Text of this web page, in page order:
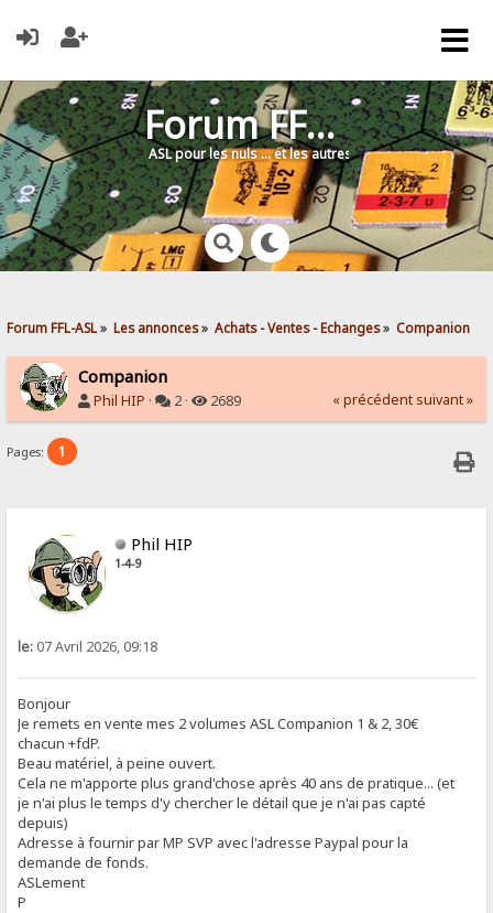
Forum FFL-ASL
ASL pour les nuls … et les autres !
Forum FFL-ASL» Les annonces» Achats - Ventes - Echanges» Companion
Companion
Phil HIP · 2 · 2689 « précédent suivant »
Pages: 1
Phil HIP
1-4-9
le: 07 Avril 2026, 09:18
Bonjour
Je remets en vente mes 2 volumes ASL Companion 1 & 2, 30€
chacun +fdP.
Beau matériel, à peine ouvert.
Cela ne m'apporte plus grand'chose après 40 ans de pratique... (et
je n'ai plus le temps d'y chercher le détail que je n'ai pas capté
depuis)
Adresse à fournir par MP SVP avec l'adresse Paypal pour la
demande de fonds.
ASLement
P